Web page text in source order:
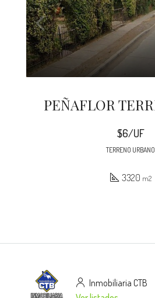
$6/UF
TERRENO URBANO
3320 m2
Inmobiliaria CTB